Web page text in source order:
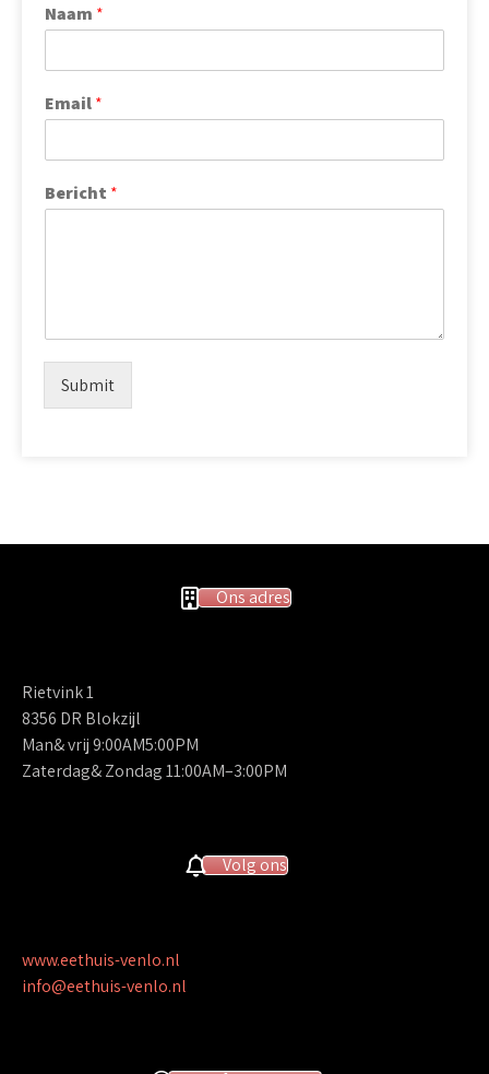
Naam *
Email*
Bericht *
Submit
Ons adres
Rietvink 1
8356 DR Blokzijl
Man& vrij 9:00AM5:00PM
Zaterdag& Zondag 11:00AM–3:00PM
Volg ons
www.eethuis-venlo.nl
info@eethuis-venlo.nl